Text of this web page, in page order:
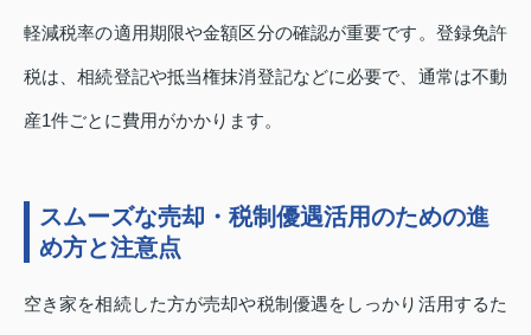
軽減税率の適用期限や金額区分の確認が重要です。登録免許
税は、相続登記や抵当権抹消登記などに必要で、通常は不動
産1件ごとに費用がかかります。
スムーズな売却・税制優遇活用のための進
め方と注意点
空き家を相続した方が売却や税制優遇をしっかり活用するた